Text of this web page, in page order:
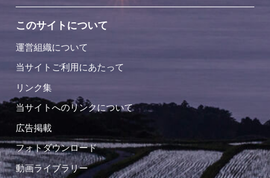
このサイトについて
運営組織について
当サイトご利用にあたって
リンク集
当サイトへのリンクについて
広告掲載
フォトダウンロード
動画ライブラリー